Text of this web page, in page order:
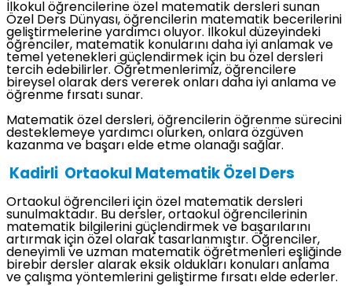
İlkokul öğrencilerine özel matematik dersleri sunan
Özel Ders Dünyası, öğrencilerin matematik becerilerini
geliştirmelerine yardımcı oluyor. İlkokul düzeyindeki
öğrenciler, matematik konularını daha iyi anlamak ve
temel yetenekleri güçlendirmek için bu özel dersleri
tercih edebilirler. Öğretmenlerimiz, öğrencilere
bireysel olarak ders vererek onları daha iyi anlama ve
öğrenme fırsatı sunar.
Matematik özel dersleri, öğrencilerin öğrenme sürecini
desteklemeye yardımcı olurken, onlara özgüven
kazanma ve başarı elde etme olanağı sağlar.
Kadirli Ortaokul Matematik Özel Ders
Ortaokul öğrencileri için özel matematik dersleri
sunulmaktadır. Bu dersler, ortaokul öğrencilerinin
matematik bilgilerini güçlendirmek ve başarılarını
artırmak için özel olarak tasarlanmıştır. Öğrenciler,
deneyimli ve uzman matematik öğretmenleri eşliğinde
birebir dersler alarak eksik oldukları konuları anlama
ve çalışma yöntemlerini geliştirme fırsatı elde ederler.